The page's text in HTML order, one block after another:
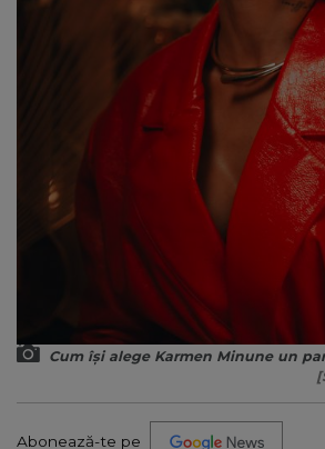
Cum își alege Karmen Minune un
Abonează-te pe